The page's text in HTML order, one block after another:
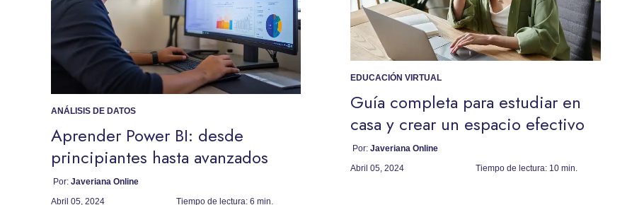
ANÁLISIS DE DATOS
Aprender Power BI: desde
principiantes hasta avanzados
Por: Javeriana Online
Abril 05, 2024
Tiempo de lectura:6 min.
EDUCACIÓN VIRTUAL
Guía completa para estudiar en
casa y crear un espacio efectivo
Por:Javeriana Online
Abril 05, 2024
Tiempo de lectura:10 min.